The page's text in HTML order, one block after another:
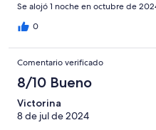
Se alojó 1 noche en octubre de
0
Comentario verificado
8/10 Bueno
Victorina
8 de jul de 2024